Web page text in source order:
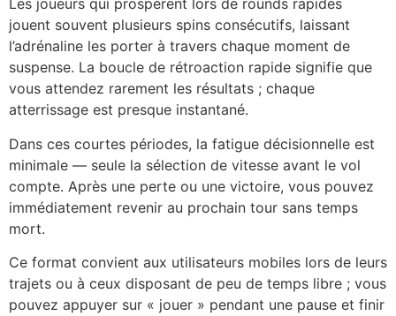
Les joueurs qui prospèrent lors de rounds rapides
jouent souvent plusieurs spins consécutifs, laissant
l’adrénaline les porter à travers chaque moment de
suspense. La boucle de rétroaction rapide signifie que
vous attendez rarement les résultats ; chaque
atterrissage est presque instantané.
Dans ces courtes périodes, la fatigue décisionnelle est
minimale — seule la sélection de vitesse avant le vol
compte. Après une perte ou une victoire, vous pouvez
immédiatement revenir au prochain tour sans temps
mort.
Ce format convient aux utilisateurs mobiles lors de leurs
trajets ou à ceux disposant de peu de temps libre ; vous
pouvez appuyer sur « jouer » pendant une pause et finir